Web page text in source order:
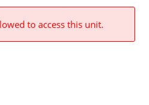
to access this unit.